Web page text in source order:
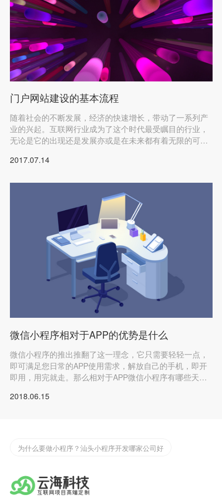
门户网站建设的基本流程
随着社会的不断发展，经济的快速增长，带动了一系列产
业的兴起。互联网行业成为了这个时代最受瞩目的行业，
无论是它的出现还是发展亦或是在未来都有着无限的可
2017.07.14
微信小程序相对于APP的优势是什么
微信小程序的推出推翻了这一理念，它只需要轻轻一点，
即可满足您日常的APP使用需求，解放自己的手机，即开
即用，用完就走。那么相对于APP微信小程序有哪些天然
2018.06.15
实体店如何渡过2022年难过，开发app/小程序的好处
汕头网站app开发
为什么要做小程序？汕头小程序开发哪家公司好
汕头小程序开发告诉你怎么找到抖音小程序